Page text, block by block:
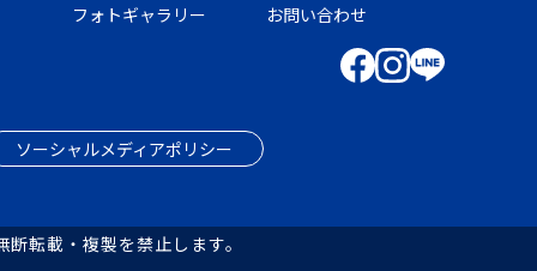
フォトギャラリー お問い合わせ
ソーシャルメディアポリシー
転載・複製を禁止します。